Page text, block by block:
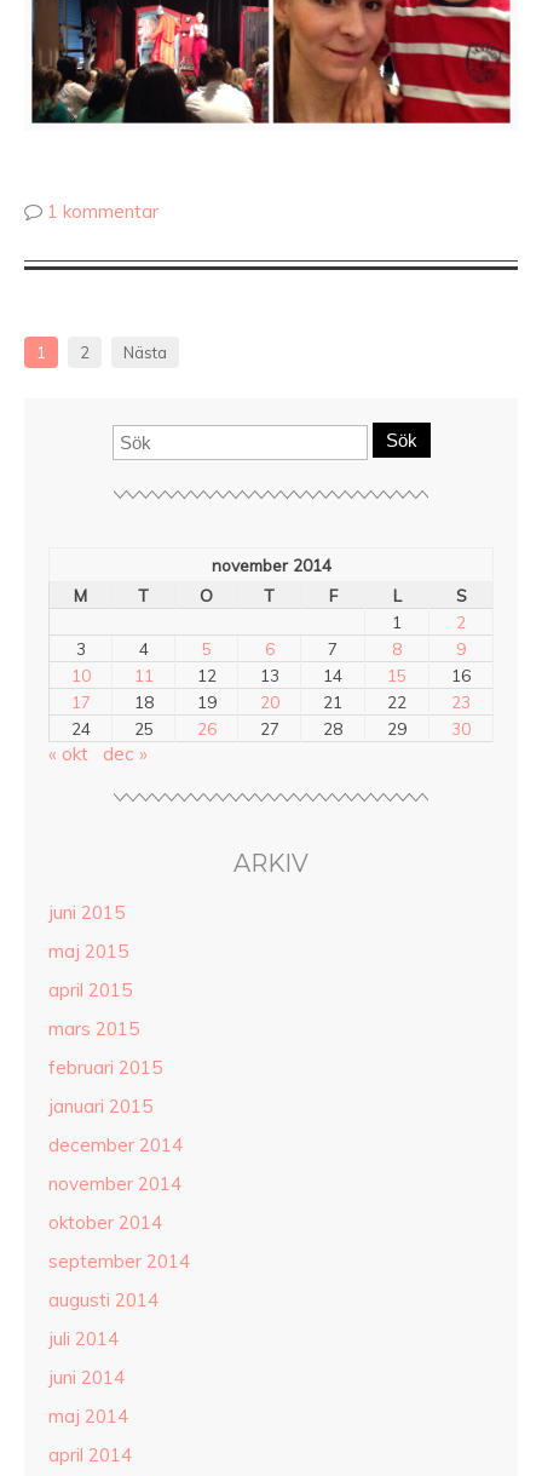
1 kommentar
1 2 Nästa
Sök
november 2014
M
T O T F L
S
1
2
3
4 5 6 7 8
9
10
11 12 13 14 15
16
17
18 19 20 21 22
23
24
25 26 27 28 29 30
« okt dec »
ARKIV
juni 2015
maj 2015
april 2015
mars 2015
februari 2015
januari 2015
december 2014
november 2014
oktober 2014
september 2014
augusti 2014
juli 2014
juni 2014
maj 2014
april 2014